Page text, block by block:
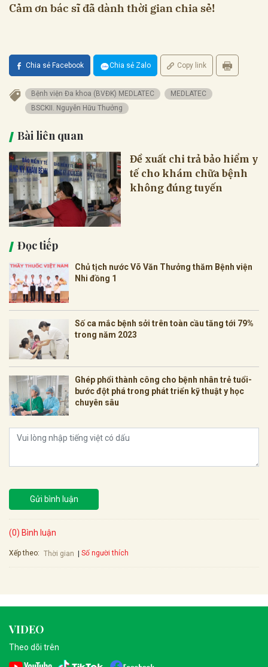
Cảm ơn bác sĩ đã dành thời gian chia sẻ!
Chia sẻ Facebook Chia sẻ Zalo Copy link
Bệnh viện Đa khoa (BVĐK) MEDLATEC
MEDLATEC
BSCKII. Nguyễn Hữu Thưởng
Bài liên quan
Đề xuất chi trả bảo hiểm y
tế cho khám chữa bệnh
không đúng tuyến
Đọc tiếp
Chủ tịch nước Võ Văn Thưởng thăm Bệnh viện
Nhi đồng 1
Số ca mắc bệnh sởi trên toàn cầu tăng tới 79%
trong năm 2023
Ghép phổi thành công cho bệnh nhân trẻ tuổi-
bước đột phá trong phát triển kỹ thuật y học
chuyên sâu
Gửi bình luận
(0) Bình luận
Xếp theo: Thời gian Số người thích
VIDEO
Theo dõi trên